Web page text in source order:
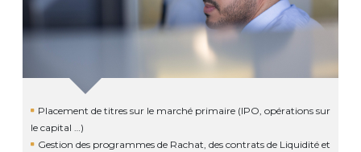
Placement de titres sur le marché primaire (IPO, opérations sur
le capital …)
Gestion des programmes de Rachat, des contrats de Liquidité et